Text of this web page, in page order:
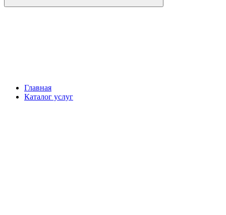
Главная
Каталог услуг